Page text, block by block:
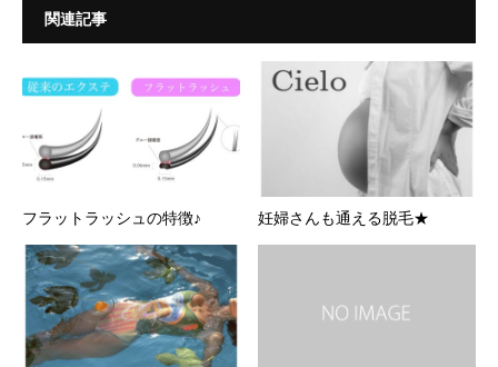
関連記事
フラットラッシュの特徴♪ 妊婦さんも通える脱毛★